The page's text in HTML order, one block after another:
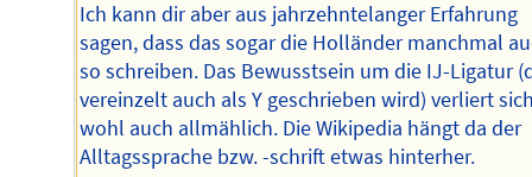
Ich kann dir aber aus jahrzehntelanger Erfahrung
sagen, dass das sogar die Holländer manchmal
so schreiben. Das Bewusstsein um die IJ-Ligatur
vereinzelt auch als Y geschrieben wird) verliert
wohl auch allmählich. Die Wikipedia hängt da der
Alltagssprache bzw. -schrift etwas hinterher.